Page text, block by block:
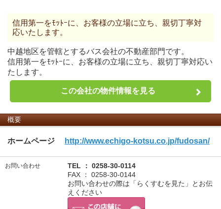
信用第一をﾓｯﾄｰに、お客様の立場に立ち、親切丁寧対
応いたします。
中越地区を管轄とするバス会社の不動産部門です。
信用第一をﾓｯﾄｰに、お客様の立場に立ち、親切丁寧対応い
たします。
この会社の物件情報を見る
概要
ホームページ http://www.echigo-kotsu.co.jp/fudosan/
お問い合わせ
TEL ： 0258-30-0114
FAX ： 0258-30-0144
お問い合わせの際は「らくすむを見た」とお伝
えください